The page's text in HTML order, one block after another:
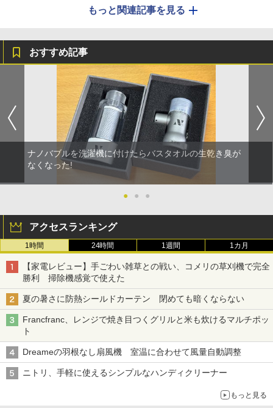
もっと関連記事を見る
おすすめ記事
ナノバブルを洗濯機に付けたらバスタオルの生乾き臭が
なくなった!
● ● ●
アクセスランキング
1時間 24時間 1週間 1カ月
【家電レビュー】手ごわい雑草との戦い、コメリの草刈機で完全
勝利 掃除機感覚で使えた
夏の暑さに防熱シールドカーテン 閉めても暗くならない
Francfranc、レンジで焼き目つくグリルと米も炊けるマルチポッ
ト
Dreameの羽根なし扇風機 室温に合わせて風量自動調整
ニトリ、手軽に使えるシンプルなハンディクリーナー
もっと見る